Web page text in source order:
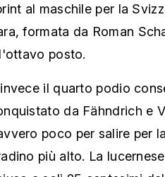
al maschile per la
formata da Roman
posto.
invece il quarto podio
da Fähndrich e
poco per salire per
più alto. La